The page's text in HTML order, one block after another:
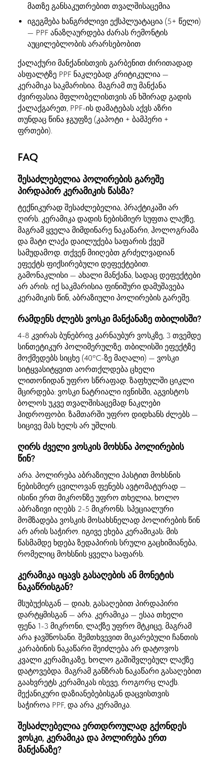
მათზე განსაკუთრებით თვალშისაცემია
იგეგმება ხანგრძლივი ექსპლუატაცია (5+ წელი)
— PPF ანაზღაურდება ძარას რემონტის
აუცილებლობის არარსებობით
ქალაქური მანქანისთვის გარბენით ძირითადად
ასფალტზე PPF ნაკლებად კრიტიკულია —
კერამიკა საკმარისია. მაგრამ თუ მანქანა
ძვირფასია მფლობელისთვის ან ხშირად გადის
ქალაქგარეთ, PPF-ის დამატებას აქვს აზრი
თუნდაც წინა ჯგუფზე (კაპოტი + ბამპერი +
ფრთები).
FAQ
შესაძლებელია პოლირების გარეშე
პირდაპირ კერამიკის წასმა?
ტექნიკურად შესაძლებელია, პრაქტიკაში არ
ღირს. კერამიკა დადის ნებისმიერ სუფთა ლაქზე,
მაგრამ ყველა მიმდინარე ნაკაწარი, ჰოლოგრამა
და მატი ლაქა დაილუქება საფარის ქვეშ
სამუდამოდ. თქვენ მიიღებთ გრძელვადიან
ეფექტს ფიქსირებული დეფექტებით.
გამონაკლისი — ახალი მანქანა, სადაც დეფექტები
არ არის: იქ საკმარისია ფინიშური დამუშავება
კერამიკის წინ, აბრაზიული პოლირების გარეშე.
რამდენს ძლებს ვოსკი მანქანაზე თბილისში?
4-8 კვირას ბუნებრივ კარნაუბურ ვოსკზე, 3 თვემდე
სინთეტიკურ პოლიმერულზე. თბილისში ეფექტზე
მოქმედებს სიცხე (40°C-ზე მაღალი) — ვოსკი
სიტყვასიტყვით აორთქლდება ცხელი
ლითონიდან უფრო სწრაფად. ზაფხულში ციკლი
მცირდება: ვოსკი ნატრიალი ივნისში, აგვისტოს
ბოლოს უკვე თვალშისაცემად ნაკლები
ჰიდროფობი. ზამთარში უფრო დიდხანს ძლებს —
სიცივე მას ხელს არ უშლის.
ღირს ძველი ვოსკის მოხსნა პოლირების
წინ?
არა. პოლირება აბრაზიული პასტით მოხსნის
ნებისმიერ ცვილოვან ფენებს ავტომატურად —
ისინი ერთ მიკრონზე უფრო თხელია, ხოლო
აბრაზივი იღებს 2-5 მიკრონს. სპეციალური
მომზადება ვოსკის მოსახსნელად პოლირების წინ
არ არის საჭირო. იგივე ეხება კერამიკას: მის
წასმამდე ხდება ზედაპირის სრული გაცხიმიანება,
რომელიც მოხსნის ყველა საფარს.
კერამიკა იცავს გასაღების ან მონეტის
ნაკაწრისგან?
მსუბუქისგან — დიახ, გასაღებით პირდაპირი
დარტყმისგან — არა. კერამიკა — ესაა თხელი
ფენა 1-3 მიკრონი, ლაქზე უფრო მტკიცე, მაგრამ
არა ჯავშნოსანი. შემთხვევით მიკარებული ჩანთის
კარაბინის ნაკაწარი შეიძლება არ დატოვოს
კვალი კერამიკაზე, ხოლო გაშიშვლებულ ლაქზე
დატოვებდა. მაგრამ განზრახ ნაკაწარი გასაღებით
გაახვრეტს კერამიკას ისევე, როგორც ლაქს.
მექანიკური დაზიანებებისგან დაცვისთვის
საჭიროა PPF, და არა კერამიკა.
შესაძლებელია ერთდროულად გქონდეს
ვოსკი, კერამიკა და პოლირება ერთ
მანქანაზე?